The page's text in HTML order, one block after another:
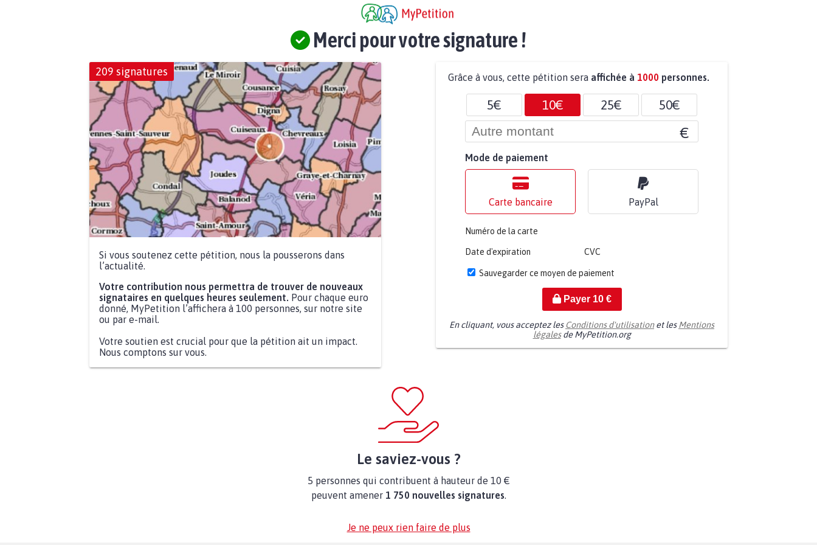
Merci pour votre signature !
209 signatures
Si vous soutenez cette pétition, nous la pousserons dans
l’actualité.
Votre contribution nous permettra de trouver de nouveaux
signataires en quelques heures seulement. Pour chaque euro
donné, MyPetition l’affichera à 100 personnes, sur notre site
ou par e-mail.
Votre soutien est crucial pour que la pétition ait un impact.
Nous comptons sur vous.
Grâce à vous, cette pétition sera affichée à 1000 personnes.
5€ 10€ 25€ 50€
€
Mode de paiement
Carte bancaire PayPal
Numéro de la carte
Date d'expiration CVC
Sauvegarder ce moyen de paiement
Payer 10€
En cliquant, vous acceptez les Conditions d'utilisationet lesMentions
légalesde MyPetition.org
Le saviez-vous ?
5 personnes qui contribuent à hauteur de 10 €
peuvent amener 1 750 nouvelles signatures.
Je ne peux rien faire de plus